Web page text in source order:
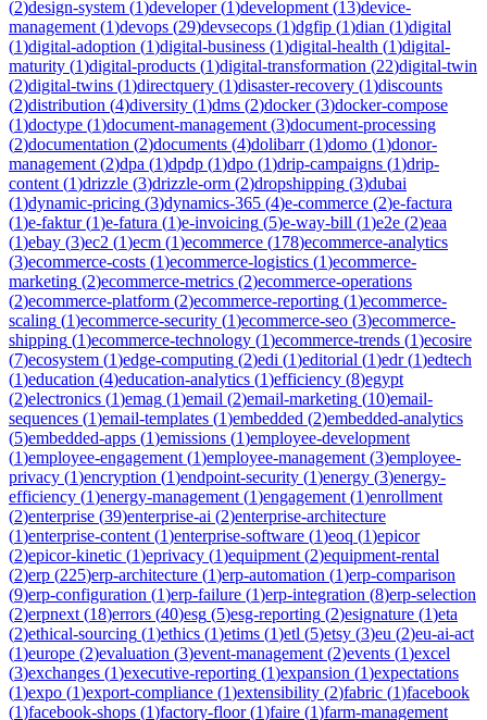
(2)design-system (1)developer(1)development (13)device-
management (1)devops (29)devsecops (1)dgfip (1)dian (1)digital
(1)digital-adoption (1)digital-business (1)digital-health (1)digital-
maturity (1)digital-products (1)digital-transformation (22)digital-twin
(2)digital-twins (1)directquery (1)disaster-recovery (1)discounts
(2)distribution (4)diversity (1)dms (2)docker(3)docker-compose
(1)doctype (1)document-management (3)document-processing
(2)documentation (2)documents (4)dolibarr(1)domo (1)donor-
management (2)dpa (1)dpdp (1)dpo (1)drip-campaigns (1)drip-
content (1)drizzle (3)drizzle-orm (2)dropshipping (3)dubai
(1)dynamic-pricing (3)dynamics-365 (4)e-commerce (2)e-factura
(1)e-faktur(1)e-fatura (1)e-invoicing (5)e-way-bill (1)e2e (2)eaa
(1)ebay (3)ec2 (1)ecm (1)ecommerce (178)ecommerce-analytics
(3)ecommerce-costs (1)ecommerce-logistics (1)ecommerce-
marketing (2)ecommerce-metrics (2)ecommerce-operations
(2)ecommerce-platform (2)ecommerce-reporting (1)ecommerce-
scaling (1)ecommerce-security (1)ecommerce-seo (3)ecommerce-
shipping (1)ecommerce-technology (1)ecommerce-trends (1)ecosire
(7)ecosystem (1)edge-computing (2)edi (1)editorial (1)edr(1)edtech
(1)education (4)education-analytics (1)efficiency (8)egypt
(2)electronics (1)emag (1)email (2)email-marketing (10)email-
sequences (1)email-templates (1)embedded (2)embedded-analytics
(5)embedded-apps (1)emissions (1)employee-development
(1)employee-engagement (1)employee-management (3)employee-
privacy (1)encryption (1)endpoint-security (1)energy (3)energy-
efficiency (1)energy-management (1)engagement (1)enrollment
(2)enterprise (39)enterprise-ai (2)enterprise-architecture
(1)enterprise-content (1)enterprise-software (1)eoq (1)epicor
(2)epicor-kinetic (1)eprivacy (1)equipment (2)equipment-rental
(2)erp (225)erp-architecture (1)erp-automation (1)erp-comparison
(9)erp-configuration (1)erp-failure (1)erp-integration (8)erp-selection
(2)erpnext (18)errors (40)esg (5)esg-reporting (2)esignature (1)eta
(2)ethical-sourcing (1)ethics (1)etims (1)etl (5)etsy (3)eu (2)eu-ai-act
(1)europe (2)evaluation (3)event-management (2)events (1)excel
(3)exchanges (1)executive-reporting (1)expansion (1)expectations
(1)expo (1)export-compliance (1)extensibility (2)fabric (1)facebook
(1)facebook-shops (1)factory-floor(1)faire (1)farm-management